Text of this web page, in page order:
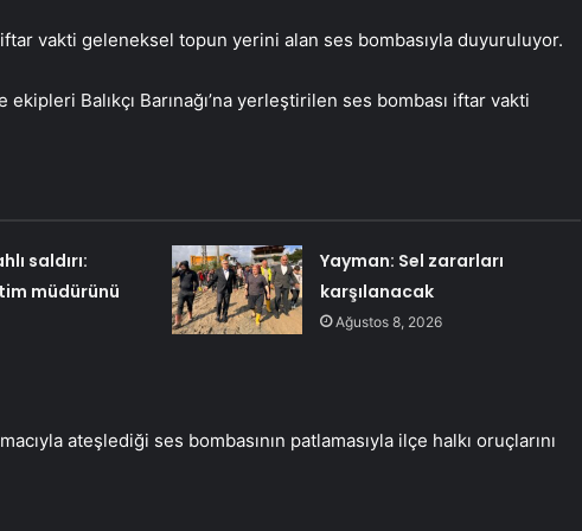
vakti geleneksel topun yerini alan ses bombasıyla duyuruluyor.
Balıkçı Barınağı’na yerleştirilen ses bombası iftar vakti
saldırı:
müdürünü
Yayman: Sel zararları
karşılanacak
Ağustos 8, 2026
ateşlediği ses bombasının patlamasıyla ilçe halkı oruçlarını